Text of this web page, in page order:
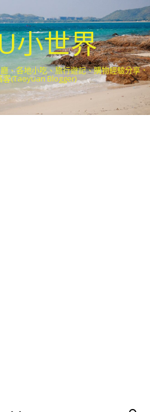
小世界
、各地小吃、旅行遊記、購物經驗分享．
客(Taoyuan Blogger)